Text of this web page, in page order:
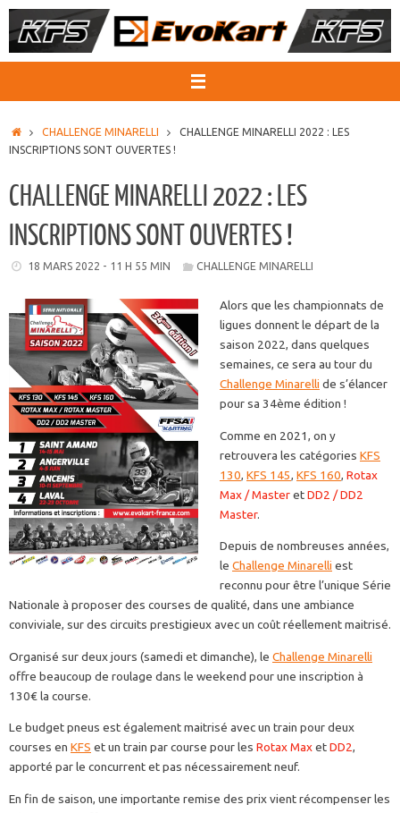
Passer
au
ACCUEIL
CHALLENGE MINARELLI
CHALLENGE MINARELLI 2022 : LES
INSCRIPTIONS SONT OUVERTES !
CHALLENGE MINARELLI 2022 : LES
INSCRIPTIONS SONT OUVERTES !
18 MARS 2022 - 11 H 55 MIN CHALLENGE MINARELLI
Alors que les championnats de
ligues donnent le départ de la
saison 2022, dans quelques
semaines, ce sera au tour du
Challenge Minarelli de s’élancer
pour sa 34ème édition !
Comme en 2021, on y
retrouvera les catégories KFS
130, KFS 145, KFS 160, Rotax
Max / MasteretDD2 / DD2
Master.
Depuis de nombreuses années,
le Challenge Minarelli est
reconnu pour être l’unique Série
Nationale à proposer des courses de qualité, dans une ambiance
conviviale, sur des circuits prestigieux avec un coût réellement maitrisé.
Organisé sur deux jours (samedi et dimanche), le Challenge Minarelli
offre beaucoup de roulage dans le weekend pour une inscription à
130€ la course.
Le budget pneus est également maitrisé avec un train pour deux
courses en KFS et un train par course pour les Rotax MaxetDD2,
apporté par le concurrent et pas nécessairement neuf.
En fin de saison, une importante remise des prix vient récompenser les